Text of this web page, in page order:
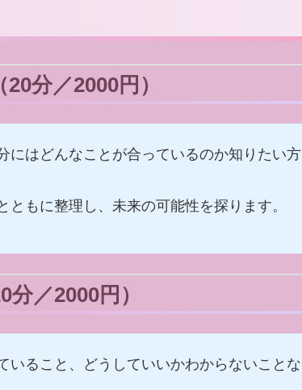
分／2000円）
にはどんなことが合っているのか知りたい方
もに整理し、未来の可能性を探ります。
／2000円）
いること、どうしていいかわからないことな